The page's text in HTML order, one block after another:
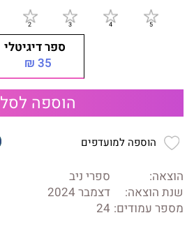
ספר דיגיטלי
35 ₪
הוספה לסל
הוספה למועדפים
הוצאה:
ספרי ניב
שנת הוצאה:
דצמבר 2024
מספר עמודים: 24